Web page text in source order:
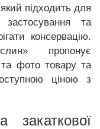
підходить для
та
консервацію.
пропонує
фото товару та
ціною з